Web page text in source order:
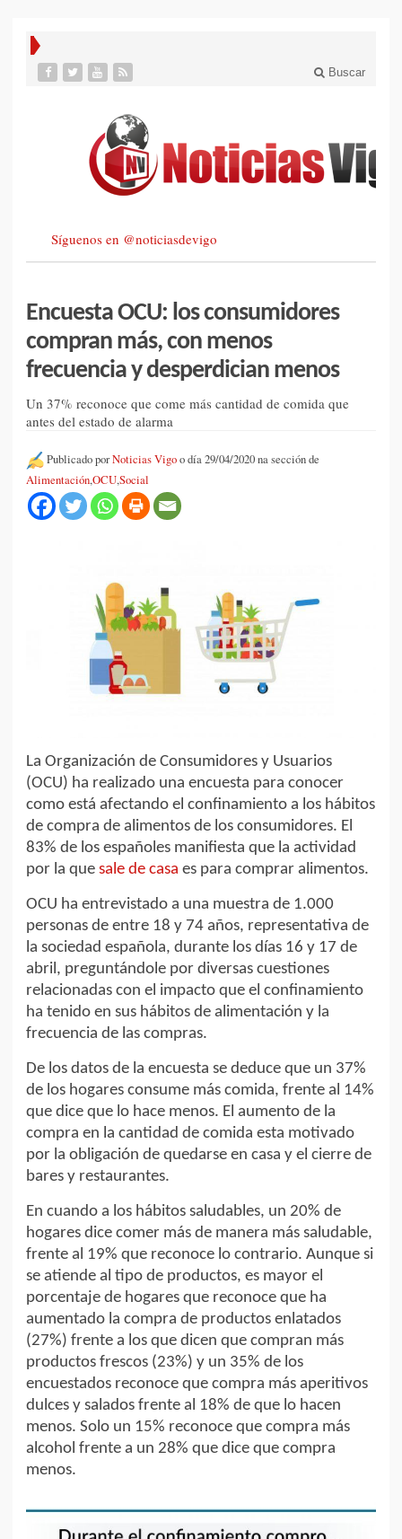
Buscar
Síguenos en @noticiasdevigo
Encuesta OCU: los consumidores
compran más, con menos
frecuencia y desperdician menos
Un 37% reconoce que come más cantidad de comida que
antes del estado de alarma
Publicado porNoticias Vigoo día 29/04/2020 na sección de
Alimentación,OCU,Social
La Organización de Consumidores y Usuarios
(OCU) ha realizado una encuesta para conocer
como está afectando el confinamiento a los hábitos
de compra de alimentos de los consumidores. El
83% de los españoles manifiesta que la actividad
por la que sale de casa es para comprar alimentos.
OCU ha entrevistado a una muestra de 1.000
personas de entre 18 y 74 años, representativa de
la sociedad española, durante los días 16 y 17 de
abril, preguntándole por diversas cuestiones
relacionadas con el impacto que el confinamiento
ha tenido en sus hábitos de alimentación y la
frecuencia de las compras.
De los datos de la encuesta se deduce que un 37%
de los hogares consume más comida, frente al 14%
que dice que lo hace menos. El aumento de la
compra en la cantidad de comida esta motivado
por la obligación de quedarse en casa y el cierre de
bares y restaurantes.
En cuando a los hábitos saludables, un 20% de
hogares dice comer más de manera más saludable,
frente al 19% que reconoce lo contrario. Aunque si
se atiende al tipo de productos, es mayor el
porcentaje de hogares que reconoce que ha
aumentado la compra de productos enlatados
(27%) frente a los que dicen que compran más
productos frescos (23%) y un 35% de los
encuestados reconoce que compra más aperitivos
dulces y salados frente al 18% de que lo hacen
menos. Solo un 15% reconoce que compra más
alcohol frente a un 28% que dice que compra
menos.